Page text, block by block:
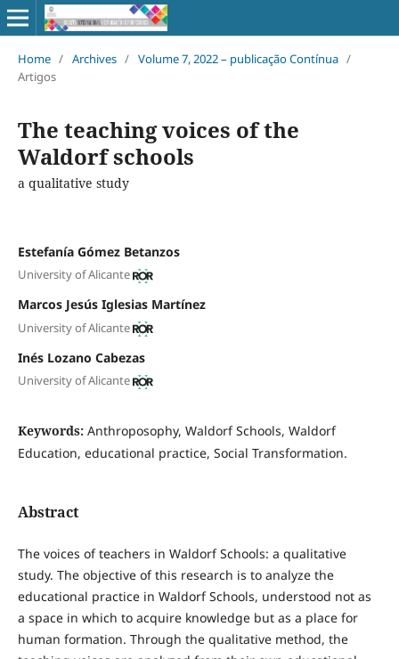
Home / Archives / Volume 7, 2022 – publicação Contínua /
Artigos
The teaching voices of the
Waldorf schools
a qualitative study
Estefanía Gómez Betanzos
University of Alicante
Marcos Jesús Iglesias Martínez
University of Alicante
Inés Lozano Cabezas
University of Alicante
Keywords: Anthroposophy, Waldorf Schools, Waldorf
Education, educational practice, Social Transformation.
Abstract
The voices of teachers in Waldorf Schools: a qualitative
study. The objective of this research is to analyze the
educational practice in Waldorf Schools, understood not as
a space in which to acquire knowledge but as a place for
human formation. Through the qualitative method, the